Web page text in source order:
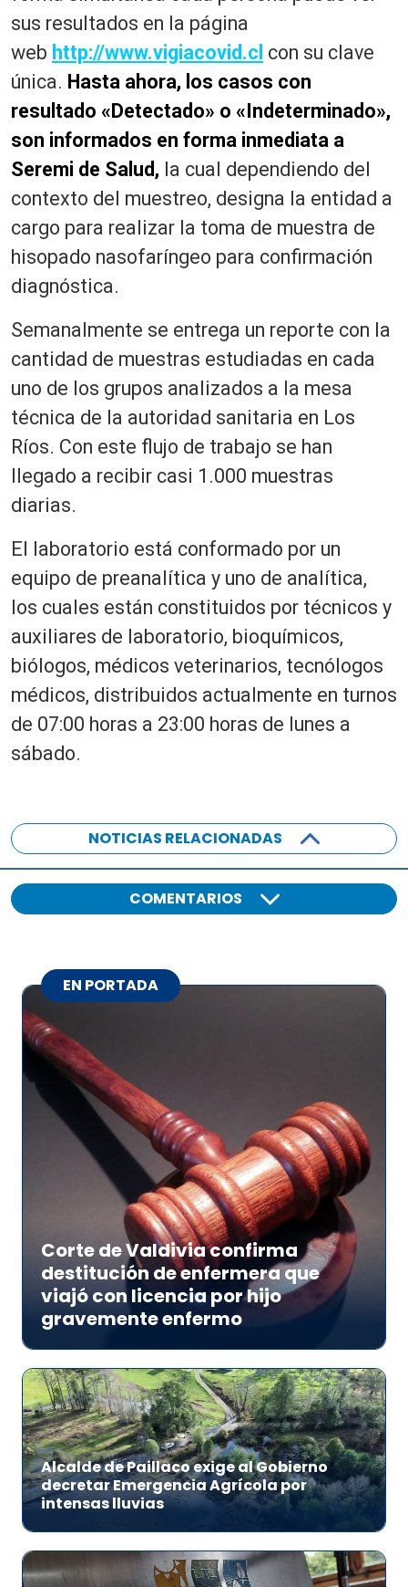
sus resultados en la página
web http://www.vigiacovid.cl con su clave
única. Hasta ahora, los casos con
resultado «Detectado» o «Indeterminado»,
son informados en forma inmediata a
Seremi de Salud, la cual dependiendo del
contexto del muestreo, designa la entidad a
cargo para realizar la toma de muestra de
hisopado nasofaríngeo para confirmación
diagnóstica.
Semanalmente se entrega un reporte con la
cantidad de muestras estudiadas en cada
uno de los grupos analizados a la mesa
técnica de la autoridad sanitaria en Los
Ríos. Con este flujo de trabajo se han
llegado a recibir casi 1.000 muestras
diarias.
El laboratorio está conformado por un
equipo de preanalítica y uno de analítica,
los cuales están constituidos por técnicos y
auxiliares de laboratorio, bioquímicos,
biólogos, médicos veterinarios, tecnólogos
médicos, distribuidos actualmente en turnos
de 07:00 horas a 23:00 horas de lunes a
sábado.
NOTICIAS RELACIONADAS
COMENTARIOS
EN PORTADA
Corte de Valdivia confirma
destitución de enfermera que
viajó con licencia por hijo
gravemente enfermo
Alcalde de Paillaco exige al Gobierno
decretar Emergencia Agrícola por
intensas lluvias